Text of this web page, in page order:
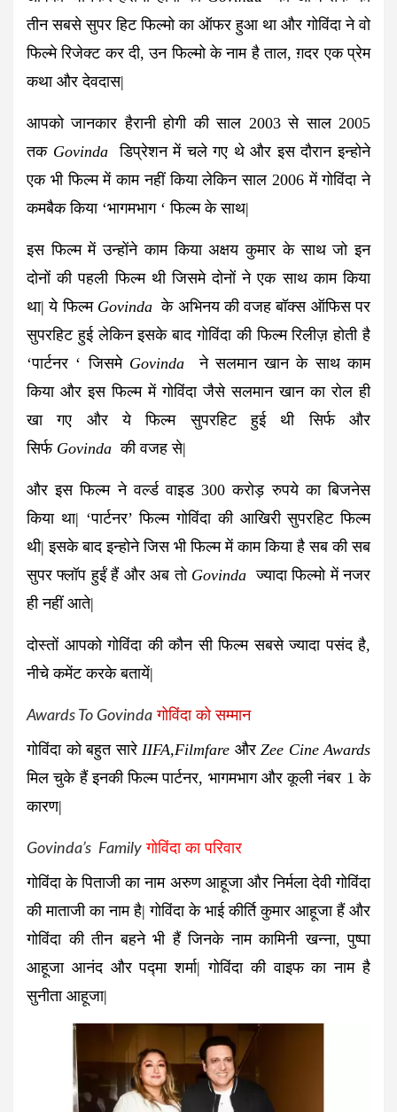
तीन सबसे सुपर हिट फिल्मो का ऑफर हुआ था और गोविंदा ने वो
फिल्मे रिजेक्ट कर दी, उन फिल्मो के नाम है ताल, ग़दर एक प्रेम
कथा और देवदास|
आपको जानकार हैरानी होगी की साल 2003 से साल 2005
तक Govindaडिप्रेशन में चले गए थे और इस दौरान इन्होने
एक भी फिल्म में काम नहीं किया लेकिन साल 2006 में गोविंदा ने
कमबैक किया ‘भागमभाग ‘ फिल्म के साथ|
इस फिल्म में उन्होंने काम किया अक्षय कुमार के साथ जो इन
दोनों की पहली फिल्म थी जिसमे दोनों ने एक साथ काम किया
था| ये फिल्म Govindaके अभिनय की वजह बॉक्स ऑफिस पर
सुपरहिट हुई लेकिन इसके बाद गोविंदा की फिल्म रिलीज़ होती है
‘पार्टनर ‘ जिसमे Govindaने सलमान खान के साथ काम
किया और इस फिल्म में गोविंदा जैसे सलमान खान का रोल ही
खा गए और ये फिल्म सुपरहिट हुई थी सिर्फ और
सिर्फ Govindaकी वजह से|
और इस फिल्म ने वर्ल्ड वाइड 300 करोड़ रुपये का बिजनेस
किया था| ‘पार्टनर’ फिल्म गोविंदा की आखिरी सुपरहिट फिल्म
थी| इसके बाद इन्होने जिस भी फिल्म में काम किया है सब की सब
सुपर फ्लॉप हुईं हैं और अब तो Govindaज्यादा फिल्मो में नजर
ही नहीं आते|
दोस्तों आपको गोविंदा की कौन सी फिल्म सबसे ज्यादा पसंद है,
नीचेकमेंटकरके बतायें|
Awards To Govinda गोविंदा को सम्मान
गोविंदा को बहुत सारेIIFA,Filmfare और Zee Cine Awards
मिल चुके हैं इनकी फिल्म पार्टनर, भागमभाग और कूली नंबर 1 के
कारण|
Govinda’s Family गोविंदा का परिवार
गोविंदा के पिताजी का नाम अरुण आहूजा और निर्मला देवी गोविंदा
की माताजी का नाम है| गोविंदा के भाई कीर्ति कुमार आहूजा हैं और
गोविंदा की तीन बहने भी हैं जिनके नाम कामिनी खन्ना, पुष्पा
आहूजा आनंद और पद्मा शर्मा| गोविंदा की वाइफ का नाम है
सुनीता आहूजा|